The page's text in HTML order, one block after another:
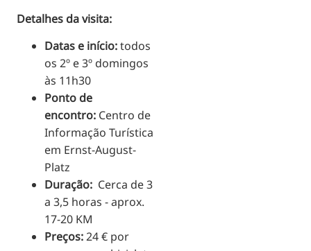
Detalhes da visita:
Datas e início:todos
os 2º e 3º domingos
às 11h30
Ponto de
encontro: Centro de
Informação Turística
em Ernst-August-
Platz
Duração: Cerca de 3
a 3,5 horas - aprox.
17-20 KM
Preços:24 € por